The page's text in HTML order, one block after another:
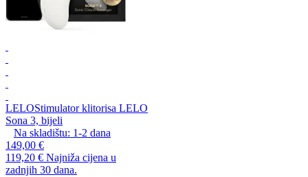
LELOStimulator klitorisa LELO
Sona 3, bijeli
Na skladištu: 1-2 dana
149,00 €
119,20 € Najniža cijena u
zadnjih 30 dana.